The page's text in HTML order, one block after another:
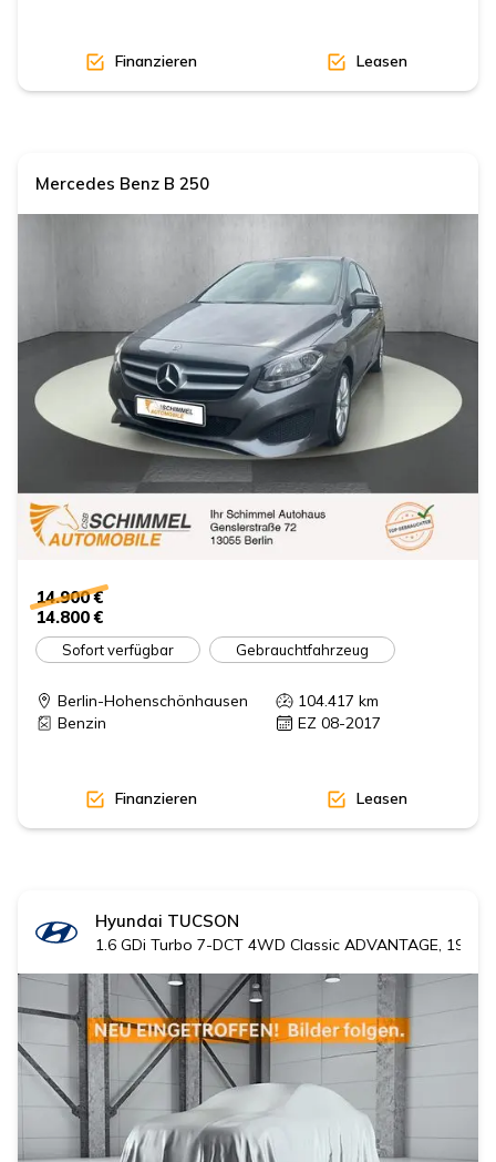
Finanzieren Leasen
Mercedes Benz B 250
14.900 €
14.800 €
Sofort verfügbar Gebrauchtfahrzeug
Berlin-Hohenschönhausen 104.417 km
Benzin
EZ 08-2017
Finanzieren Leasen
Hyundai TUCSON
1.6 GDi Turbo 7-DCT 4WD Classic ADVANTAGE, 19'